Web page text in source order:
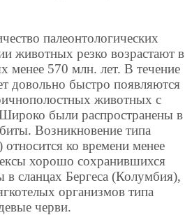
палеонтологических
животных резко возрастают в
менее 570 млн. лет. В течение
довольно быстро появляются
животных с
были распространены в
Возникновение типа
ко времени менее
хорошо сохранившихся
в сланцах Бергеса (Колумбия),
организмов типа
черви.